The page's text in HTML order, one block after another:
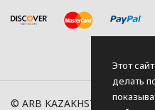
© ARB KAZAKHSTAN, 2026
Этот
делать